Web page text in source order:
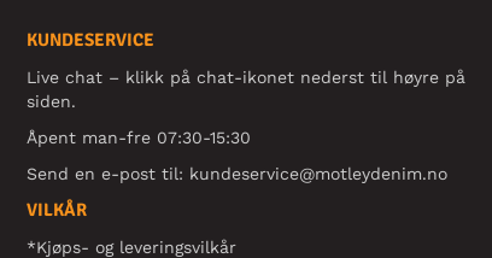
KUNDESERVICE
Live chat – klikk på chat-ikonet nederst til høyre på
siden.
Åpent man-fre 07:30-15:30
Send en e-post til: kundeservice@motleydenim.no
VILKÅR
*Kjøps- og leveringsvilkår